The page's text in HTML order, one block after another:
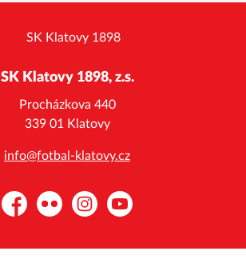
SK Klatovy 1898, z.s.
Procházkova 440
339 01 Klatovy
info@fotbal-klatovy.cz
FacebookFlickr InstagramYouTube